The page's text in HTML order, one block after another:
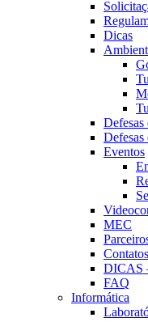
Dicas
Defesas
Defesas
Eventos
MEC
Contatos
DICAS
FAQ
Informática